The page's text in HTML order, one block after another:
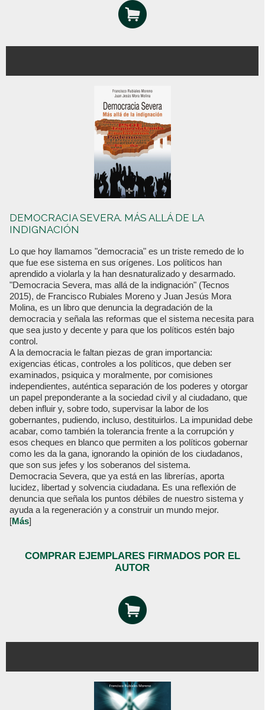
DEMOCRACIA SEVERA. MÁS ALLÁ DE LA
INDIGNACIÓN
Lo que hoy llamamos "democracia" es un triste remedo de lo
que fue ese sistema en sus orígenes. Los políticos han
aprendido a violarla y la han desnaturalizado y desarmado.
"Democracia Severa, mas allá de la indignación" (Tecnos
2015), de Francisco Rubiales Moreno y Juan Jesús Mora
Molina, es un libro que denuncia la degradación de la
democracia y señala las reformas que el sistema necesita para
que sea justo y decente y para que los políticos estén bajo
control.
A la democracia le faltan piezas de gran importancia:
exigencias éticas, controles a los políticos, que deben ser
examinados, psiquica y moralmente, por comisiones
independientes, auténtica separación de los poderes y otorgar
un papel preponderante a la sociedad civil y al ciudadano, que
deben influir y, sobre todo, supervisar la labor de los
gobernantes, pudiendo, incluso, destituirlos. La impunidad debe
acabar, como también la tolerancia frente a la corrupción y
esos cheques en blanco que permiten a los políticos gobernar
como les da la gana, ignorando la opinión de los ciudadanos,
que son sus jefes y los soberanos del sistema.
Democracia Severa, que ya está en las librerías, aporta
lucidez, libertad y solvencia ciudadana. Es una reflexión de
denuncia que señala los puntos débiles de nuestro sistema y
ayuda a la regeneración y a construir un mundo mejor.
[Más]
COMPRAR EJEMPLARES FIRMADOS POR EL
AUTOR